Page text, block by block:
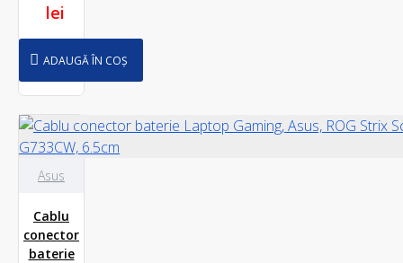
lei
ADAUGĂ ÎN COȘ
Asus
Cablu
conector
baterie